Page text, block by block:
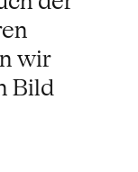
wir
Bild